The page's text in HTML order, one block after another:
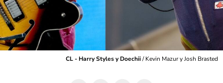
CL - Harry Styles y Doechii/Kevin Mazur y Josh Brasted